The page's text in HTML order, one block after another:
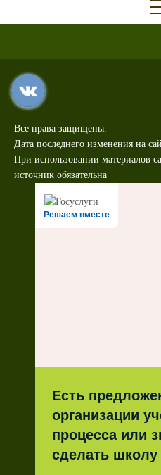
Все права защищены.
Дата последнего изменения на
При использовании материалов
источник обязательна
Решаем вместе
Есть
организации
процесса или
сделать